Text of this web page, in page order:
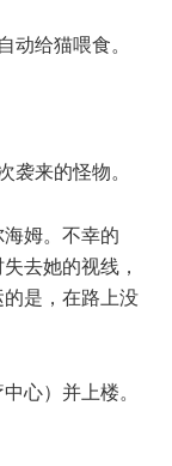
动给猫喂食。
袭来的怪物。
姆。不幸的
去她的视线，
是，在路上没
心）并上楼。